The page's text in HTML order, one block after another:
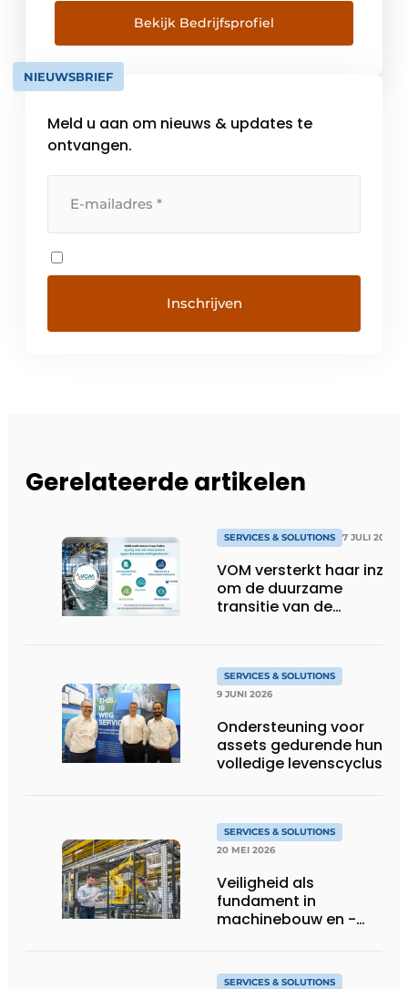
wat is nu de beste oplossing voor uw
specifieke situatie? Fortop is specialist op
het gebied van automation en […]
Bekijk Bedrijfsprofiel
NIEUWSBRIEF
Meld u aan om nieuws & updates te
ontvangen.
Gerelateerde artikelen
SERVICES & SOLUTIONS 7 JULI 2026
VOM versterkt haar inzet
om de duurzame
transitie van de
SERVICES & SOLUTIONS
9 JUNI 2026
Ondersteuning voor
assets gedurende hun
volledige levenscyclus
SERVICES & SOLUTIONS
20 MEI 2026
Veiligheid als
fundament in
machinebouw en -
SERVICES & SOLUTIONS